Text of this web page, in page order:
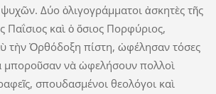
Δύο ὀλιγογράμματοι ἀσκητὲς τῆς
Παΐσιος καὶ ὁ ὅσιος Πορφύριος,
τὴν Ὀρθόδοξη πίστη, ὠφέλησαν τόσες
μποροῦσαν νὰ ὠφελήσουν πολλοὶ
σπουδασμένοι θεολόγοι καὶ